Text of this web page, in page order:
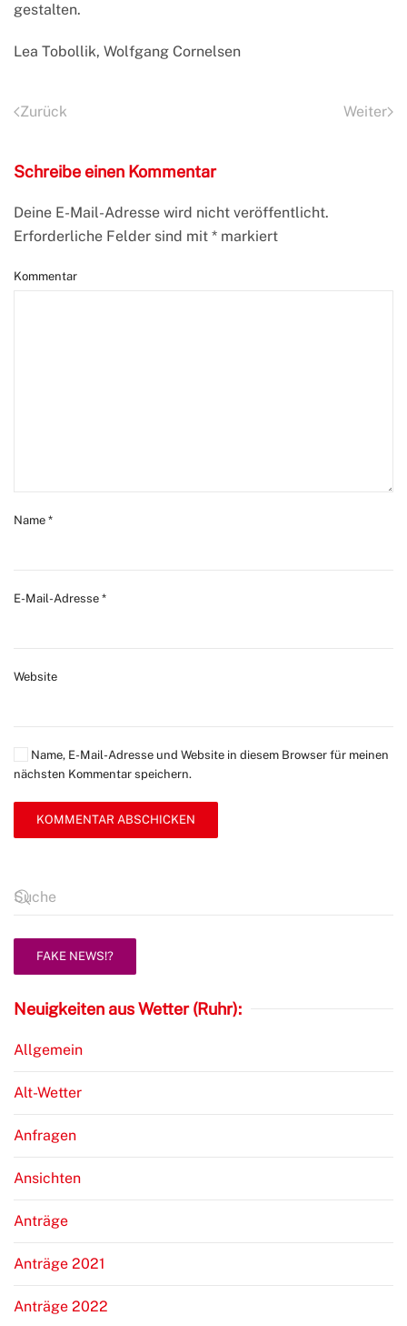
gestalten.
Lea Tobollik, Wolfgang Cornelsen
Zurück Weiter
Schreibe einen Kommentar
Deine E-Mail-Adresse wird nicht veröffentlicht.
Erforderliche Felder sind mit * markiert
Kommentar
Name *
E-Mail-Adresse *
Website
Name, E-Mail-Adresse und Website in diesem Browser für meinen
nächsten Kommentar speichern.
KOMMENTAR ABSCHICKEN
FAKE NEWS!?
Neuigkeiten aus Wetter (Ruhr):
Allgemein
Alt-Wetter
Anfragen
Ansichten
Anträge
Anträge 2021
Anträge 2022